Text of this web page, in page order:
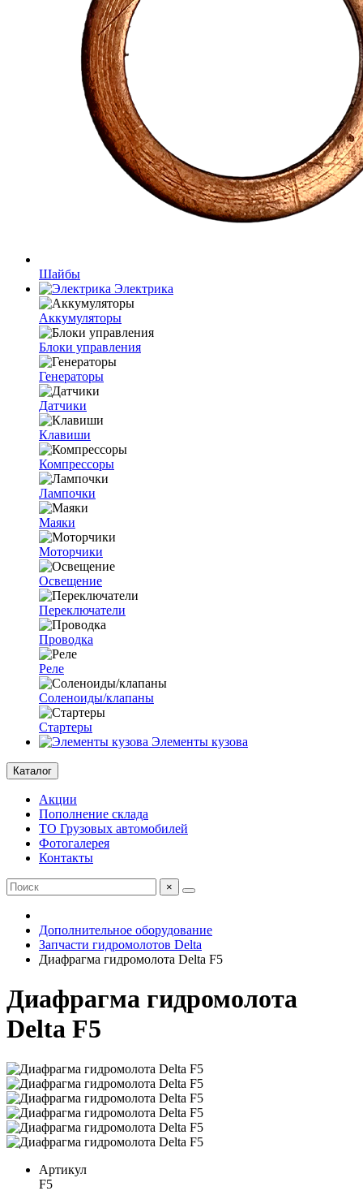
Шайбы
Электрика
Аккумуляторы
Блоки управления
Генераторы
Датчики
Клавиши
Компрессоры
Лампочки
Маяки
Моторчики
Освещение
Переключатели
Проводка
Реле
Соленоиды/клапаны
Стартеры
Элементы кузова
Каталог
Акции
Пополнение склада
ТО Грузовых автомобилей
Фотогалерея
Контакты
×
Дополнительное оборудование
Запчасти гидромолотов Delta
Диафрагма гидромолота Delta F5
Диафрагма гидромолота
Delta F5
Артикул
F5